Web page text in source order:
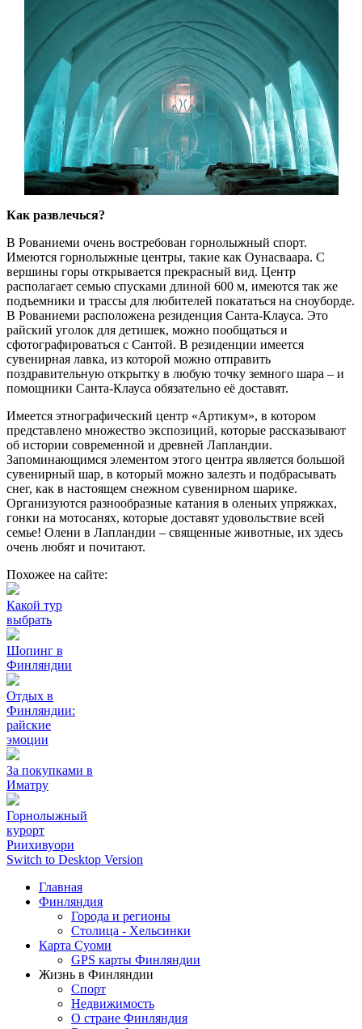
Как развлечься?
В Рованиеми очень востребован горнолыжный спорт.
Имеются горнолыжные центры, такие как Оунасваара. С
вершины горы открывается прекрасный вид. Центр
располагает семью спусками длиной 600 м, имеются так же
подъемники и трассы для любителей покататься на сноуборде.
В Рованиеми расположена резиденция Санта-Клауса. Это
райский уголок для детишек, можно пообщаться и
сфотографироваться с Сантой. В резиденции имеется
сувенирная лавка, из которой можно отправить
поздравительную открытку в любую точку земного шара – и
помощники Санта-Клауса обязательно её доставят.
Имеется этнографический центр «Артикум», в котором
представлено множество экспозиций, которые рассказывают
об истории современной и древней Лапландии.
Запоминающимся элементом этого центра является большой
сувенирный шар, в который можно залезть и подбрасывать
снег, как в настоящем снежном сувенирном шарике.
Организуются разнообразные катания в оленьих упряжках,
гонки на мотосанях, которые доставят удовольствие всей
семье! Олени в Лапландии – священные животные, их здесь
очень любят и почитают.
Похожее на сайте:
Какой тур
выбрать
Шопинг в
Финляндии
Отдых в
Финляндии:
райские
эмоции
За покупками в
Иматру
Горнолыжный
курорт
Риихивуoри
Switch to Desktop Version
Главная
Финляндия
Города и регионы
Столица - Хельсинки
Карта Суоми
GPS карты Финляндии
Жизнь в Финляндии
Спорт
Недвижимость
О стране Финляндия